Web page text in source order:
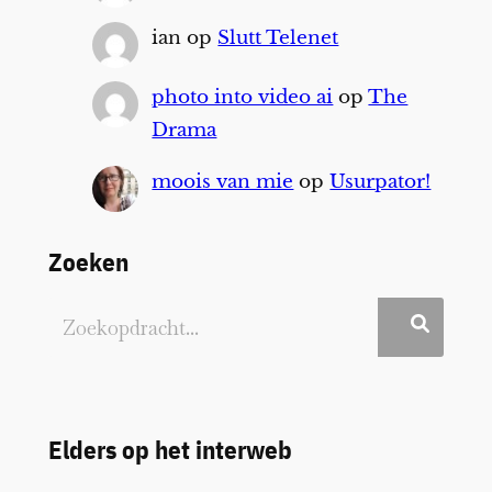
ian op Slutt Telenet
photo into video ai opThe
Drama
moois van mie opUsurpator!
Zoeken
Elders op het interweb